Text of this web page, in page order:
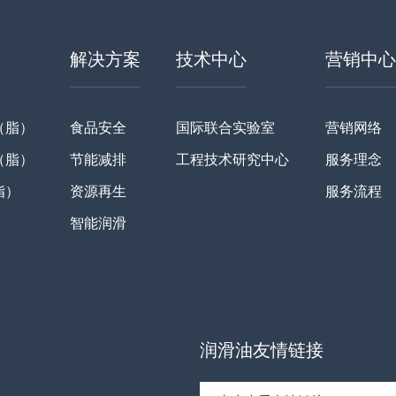
）
）
解决方案
食品安全
节能减排
资源再生
智能润滑
技术中心
国际联合实验室
工程技术研究中心
营销中心
营销网络
服务理念
服务流程
润滑油友情链接